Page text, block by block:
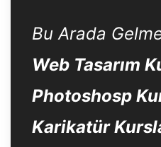
Bu Arada
Web Tasarım
Photoshosp
Karikatür